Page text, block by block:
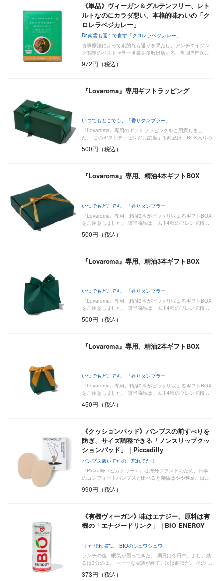
《単品》ヴィーガン＆グルテンフリー、レト
ルトなのにカラダ想い、本格的味わいの「ク
ロレラベジカレー」
Dr.南雲も週１で食す「クロレラベジカレー」
食事療法によって劇的な若返りを果たし、アンチエイジン
グ関連のベストセラー著書を多数出版する、乳腺専門医…
972円（税込）
『Lovaroma』専用ギフトラッピング
いつでもどこでも、「香りタンブラー」
『Lovaroma』専用のギフトラッピングをご用意しまし
た。 このギフトラッピングに該当する商品は、BOX入りの
500円（税込）
『Lovaroma』専用、精油4本ギフトBOX
いつでもどこでも、「香りタンブラー」
『Lovaroma』専用、精油3本がピッタリ収まるギフトBOX
をご用意しました。 該当商品は、以下4種のブレンド精…
500円（税込）
『Lovaroma』専用、精油3本ギフトBOX
いつでもどこでも、「香りタンブラー」
『Lovaroma』専用、精油3本がピッタリ収まるギフトBOX
をご用意しました。 該当商品は、以下4種のブレンド精…
500円（税込）
『Lovaroma』専用、精油2本ギフトBOX
いつでもどこでも、「香りタンブラー」
『Lovaroma』専用、精油2本がピッタリ収まるギフトBOX
をご用意しました。 該当商品は、以下4種のブレンド精…
450円（税込）
《クッションパッド》パンプスの前すべりを
防ぎ、サイズ調整できる「ノンスリップクッ
ションパッド」｜Piccadilly
パンプス履いてたの、忘れてた！
『Picadilly（ピカジリー）』は海外ブランドのため、日本
のコンフォートパンプスと比べると靴幅はやや狭め。日…
990円（税込）
《有機ヴィーガン》味はエナジー、原料は有
機の「エナジードリンク」｜BIO ENERGY
“くたびれ脳”に、BIOのシュワシュワ
ランチの後、眠気が襲ってきた。 期日は今日中。よし、残
るは3分の１。 ヘビーな会議が終了。次は商談だ。 その“…
373円（税込）